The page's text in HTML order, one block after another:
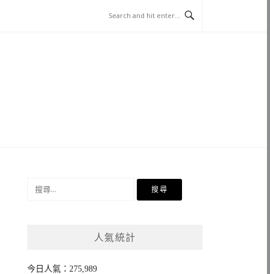
人氣統計
今日人氣：275,989